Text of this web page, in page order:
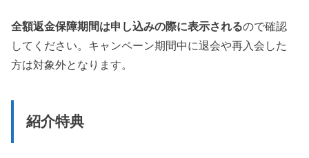
全額返金保障期間は申し込みの際に表示されるので確認
してください。キャンペーン期間中に退会や再入会した
方は対象外となります。
紹介特典